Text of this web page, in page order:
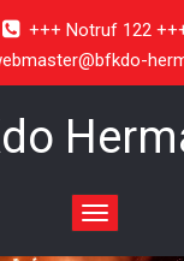
+++ Notruf 122
Toggle
navigation